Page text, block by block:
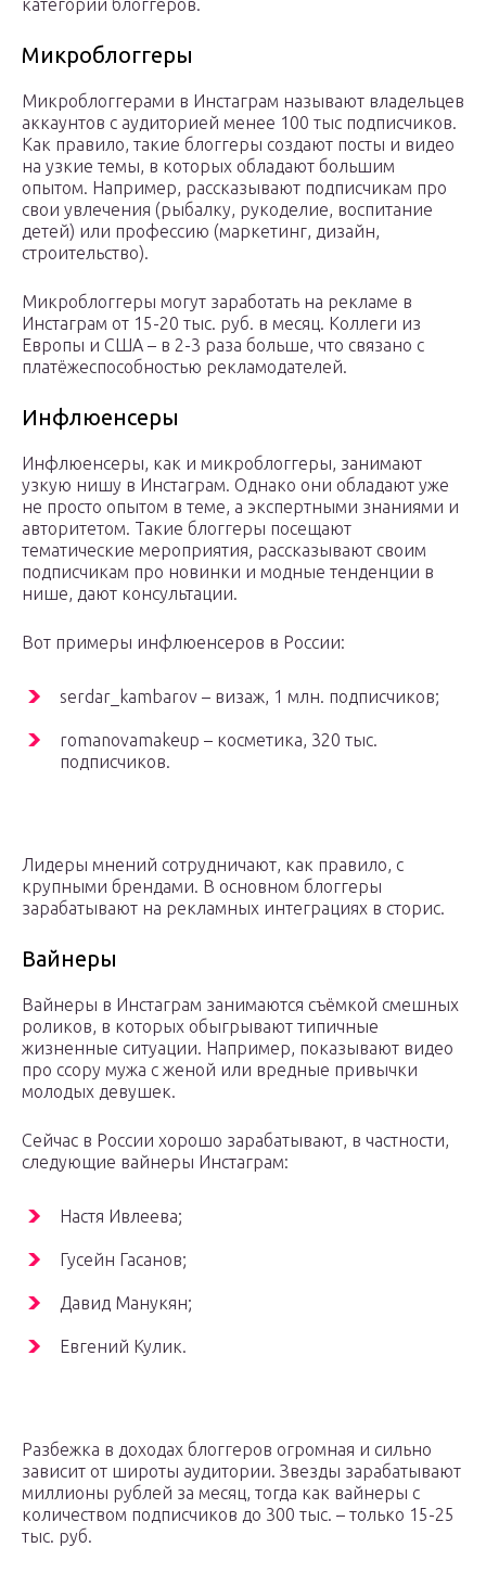
категории блоггеров.
Микроблоггеры
Микроблоггерами в Инстаграм называют владельцев
аккаунтов с аудиторией менее 100 тыс подписчиков.
Как правило, такие блоггеры создают посты и видео
на узкие темы, в которых обладают большим
опытом. Например, рассказывают подписчикам про
свои увлечения (рыбалку, рукоделие, воспитание
детей) или профессию (маркетинг, дизайн,
строительство).
Микроблоггеры могут заработать на рекламе в
Инстаграм от 15-20 тыс. руб. в месяц. Коллеги из
Европы и США – в 2-3 раза больше, что связано с
платёжеспособностью рекламодателей.
Инфлюенсеры
Инфлюенсеры, как и микроблоггеры, занимают
узкую нишу в Инстаграм. Однако они обладают уже
не просто опытом в теме, а экспертными знаниями и
авторитетом. Такие блоггеры посещают
тематические мероприятия, рассказывают своим
подписчикам про новинки и модные тенденции в
нише, дают консультации.
Вот примеры инфлюенсеров в России:
serdar_kambarov – визаж, 1 млн. подписчиков;
romanovamakeup – косметика, 320 тыс.
подписчиков.
Лидеры мнений сотрудничают, как правило, с
крупными брендами. В основном блоггеры
зарабатывают на рекламных интеграциях в сторис.
Вайнеры
Вайнеры в Инстаграм занимаются съёмкой смешных
роликов, в которых обыгрывают типичные
жизненные ситуации. Например, показывают видео
про ссору мужа с женой или вредные привычки
молодых девушек.
Сейчас в России хорошо зарабатывают, в частности,
следующие вайнеры Инстаграм:
Настя Ивлеева;
Гусейн Гасанов;
Давид Манукян;
Евгений Кулик.
Разбежка в доходах блоггеров огромная и сильно
зависит от широты аудитории. Звезды зарабатывают
миллионы рублей за месяц, тогда как вайнеры с
количеством подписчиков до 300 тыс. – только 15-25
тыс. руб.